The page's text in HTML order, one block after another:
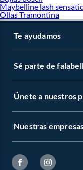
Maybelline lash
Ollas Tramontina
Te ayudamos
Sé parte de
Únete a nuestros
Nuestras empresas